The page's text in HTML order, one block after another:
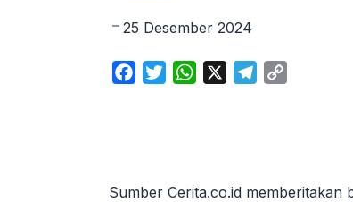
25 Desember 2024
o
e
W
A
r
i
Sumber Cerita.co.id memberitakan